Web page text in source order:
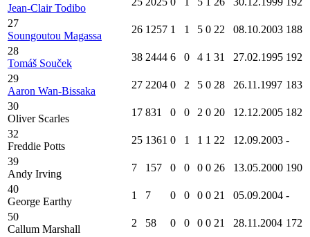
Jean-Clair Todibo
27
Soungoutou Magassa
26 1257 1 1 5 0 22 08.10.2003 188
28
Tomáš Souček
38 2444 6 0 4 1 31 27.02.1995 192
29
Aaron Wan-Bissaka
27 2204 0 2 5 0 28 26.11.1997 183
30
Oliver Scarles
17 831 0 0 2 0 20 12.12.2005 182
32
Freddie Potts
25 1361 0 1 1 1 22 12.09.2003 -
39
Andy Irving
7 157 0 0 0 0 26 13.05.2000 190
40
George Earthy
1 7 0 0 0 0 21 05.09.2004 -
50
Callum Marshall
2 58 0 0 0 0 21 28.11.2004 172